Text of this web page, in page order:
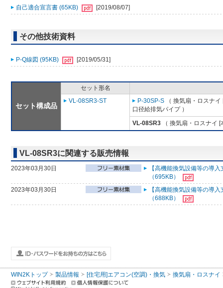
自己適合宣言書 (65KB) [2019/08/07]
その他技術資料
P-Q線図 (95KB) [2019/05/31]
セット構成品
セット形名
VL-08SR3-ST
P-30SP-S （ 換気扇・ロスナ
口径給排気パイプ ）
VL-08SR3 （ 換気扇・ロスナイ
VL-08SR3に関連する販売情報
2023年03月30日
【高機能換気設備等の導
（695KB）
2023年03月30日
【高機能換気設備等の導
（688KB）
WIN2Kトップ 製品情報 [住宅用]エアコン(空調)・換気 換気扇・ロスナイ